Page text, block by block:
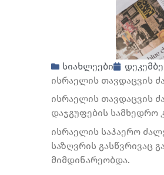
სიახლეები
ისრაელის თავდაცვის
ისრაელის თავდაცვის
დაჯგუფების სამხედრო
ისრაელის საჰაერო
საზღვრის გასწვრივაც
მიმდინარეობდა.